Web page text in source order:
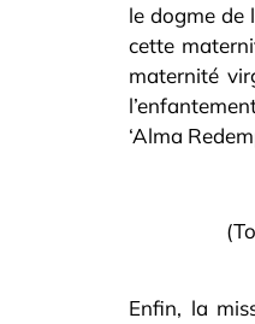
le dogme de
cette
maternité
‘Alma
Enfin, la